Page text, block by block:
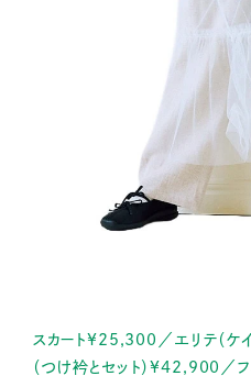
スカート¥25,300／エリテ（ケイ
（つけ衿とセット）¥42,900／フ